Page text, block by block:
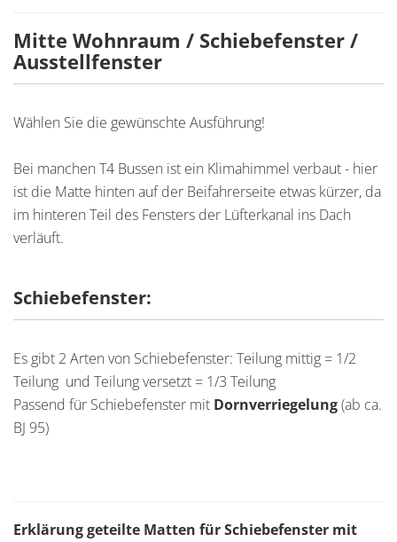
Mitte Wohnraum / Schiebefenster /
Ausstellfenster
Wählen Sie die gewünschte Ausführung!
Bei manchen T4 Bussen ist ein Klimahimmel verbaut - hier
ist die Matte hinten auf der Beifahrerseite etwas kürzer, da
im hinteren Teil des Fensters der Lüfterkanal ins Dach
verläuft.
Schiebefenster:
Es gibt 2 Arten von Schiebefenster: Teilung mittig = 1/2
Teilung und Teilung versetzt = 1/3 Teilung
Passend für Schiebefenster mit Dornverriegelung(ab ca.
BJ 95)
Erklärung geteilte Matten für Schiebefenster mit